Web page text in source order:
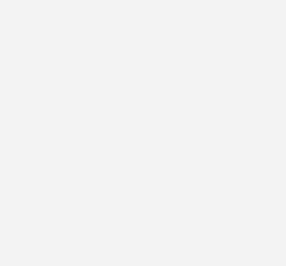
Sie regelmäßig von uns
Neuigkeiten, gebündelt und
bin ich damit einverstanden, über